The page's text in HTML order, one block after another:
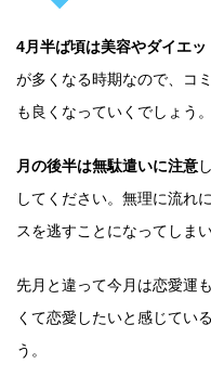
4月半ば頃は美容やダイエッ
が多くなる時期なので、コ
も良くなっていくでしょう。
月の後半は無駄遣いに注意
してください。無理に流れ
スを逃すことになってしまい
先月と違って今月は恋愛運
くて恋愛したいと感じてい
う。